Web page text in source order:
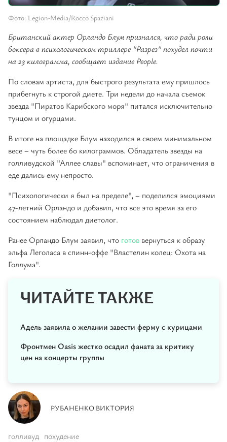
Фото: Legion-Media/Rocco Spaziani
Британский актер Орландо Блум признался, что ради роли
боксера в психологическом триллере "Разрез" похудел почти
на 23 килограмма, сообщает издание People.
По словам артиста, для быстрого результата ему пришлось
прибегнуть к строгой диете. Три недели до начала съемок
звезда "Пиратов Карибского моря" питался исключительно
тунцом и огурцами.
В итоге на площадке Блум находился в своем минимальном
весе – чуть более 60 килограммов. Обладатель звезды на
голливудской "Аллее славы" вспоминает, что ограничения в
еде дались ему непросто.
"Психологически я был на пределе", – поделился эмоциями
47-летний Орландо и добавил, что все это время за его
состоянием наблюдал диетолог.
Ранее Орландо Блум заявил, что готов вернуться к образу
эльфа Леголаса в спинн-оффе "Властелин колец: Охота на
Голлума".
ЧИТАЙТЕ ТАКЖЕ
Адель заявила о желании завести ферму с курицами
Фронтмен Oasis жестко осадил фаната за критику
цен на концерты группы
РУБАНЕНКО ВИКТОРИЯ
голливуд похудение